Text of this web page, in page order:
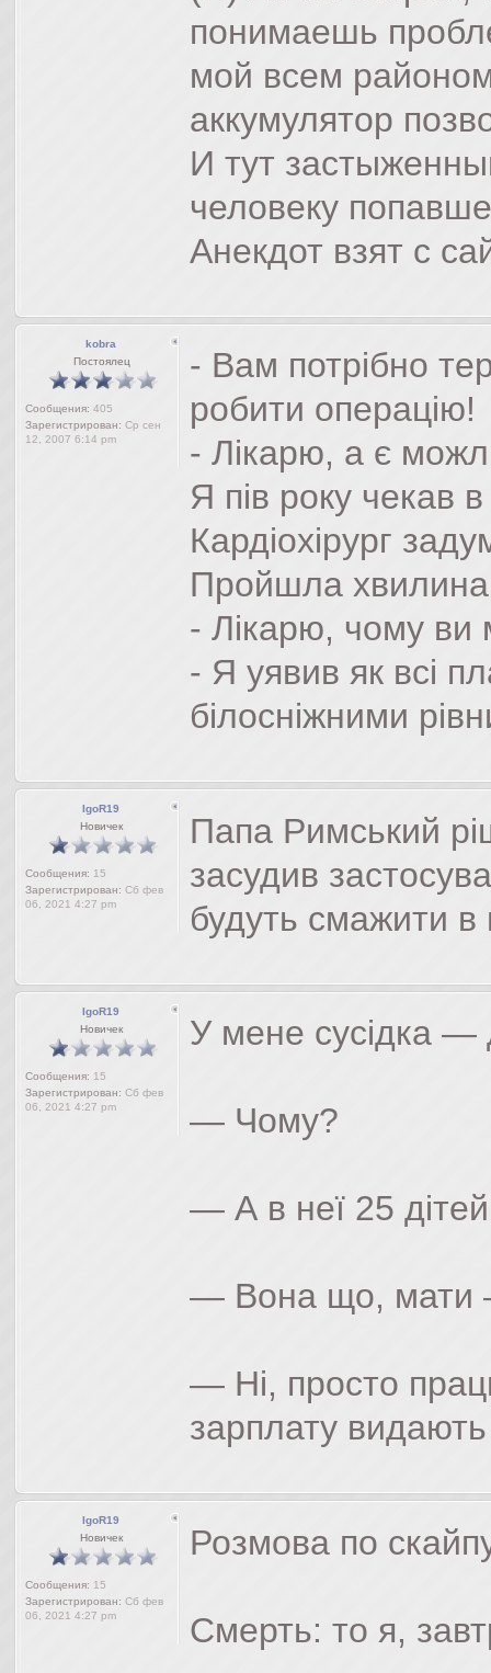
понимаешь
мой всем
аккумулятор
И тут
человеку
Анекдот взят с
kobra
Постоялец
Сообщения: 405
Зарегистрирован: Ср сен
12, 2007 6:14 pm
- Вам потрібно
робити операцію!
- Лікарю, а є
Я пів року чекав
Кардіохірург
Пройшла
- Лікарю, чому ви
- Я уявив як всі
білосніжними
IgoR19
Новичек
Сообщения: 15
Зарегистрирован: Сб фев
06, 2021 4:27 pm
Папа Римський
засудив
будуть смажити в
IgoR19
Новичек
Сообщения: 15
Зарегистрирован: Сб фев
06, 2021 4:27 pm
У мене сусідка —
— Чому?
— А в неї 25
— Вона що, мати
— Ні, просто
зарплату
IgoR19
Новичек
Сообщения: 15
Зарегистрирован: Сб фев
06, 2021 4:27 pm
Розмова по
Смерть: то я,